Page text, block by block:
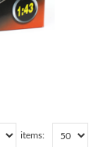
items: